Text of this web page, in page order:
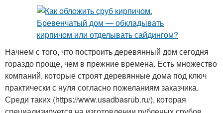
Начнем с того, что построить деревянный дом сегодня
гораздо проще, чем в прежние времена. Есть множество
компаний, которые строят деревянные дома под ключ
практически с нуля согласно пожеланиям заказчика.
Среди таких (https://www.usadbasrub.ru/), которая